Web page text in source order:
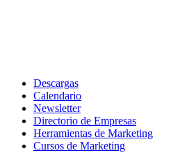
Descargas
Calendario
Newsletter
Directorio de Empresas
Herramientas de Marketing
Cursos de Marketing